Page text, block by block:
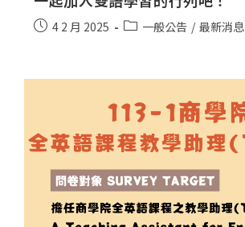
4 2 月 2025 一般公告 / 最新消息